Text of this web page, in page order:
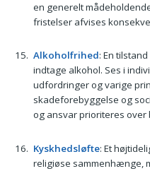
en generelt
fristelser afvises
Alkoholfrihed: En
indtage alkohol. Ses i
udfordringer og varige
skadeforebyggelse og
og ansvar prioriteres over
Kyskhedsløfte: Et
religiøse sammenhænge,